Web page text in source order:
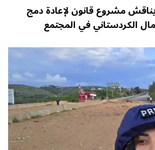
يناقش مشروع قانون لإعادة دمج
الكردستاني في المجتمع